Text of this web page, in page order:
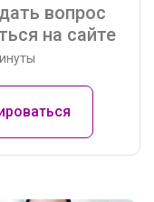
вопрос
на сайте